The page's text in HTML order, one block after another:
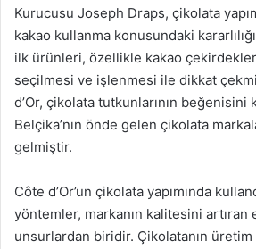
Kurucusu Joseph Draps, çikolata
kakao kullanma konusundaki
ilk ürünleri, özellikle kakao
seçilmesi ve işlenmesi ile dikkat
d’Or, çikolata tutkunlarının beğenisini
Belçika’nın önde gelen çikolata
gelmiştir.
Côte d’Or’un çikolata yapımında
yöntemler, markanın kalitesini artıran
unsurlardan biridir. Çikolatanın